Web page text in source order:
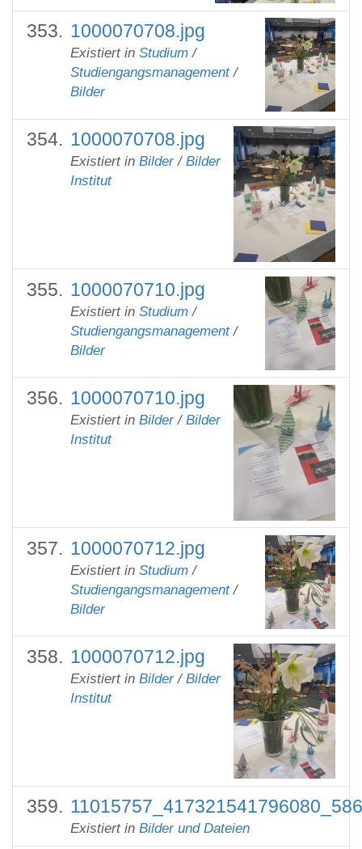
1000070708.jpg
Existiert in Studium /
Studiengangsmanagement /
Bilder
1000070708.jpg
Existiert in Bilder / Bilder
Institut
1000070710.jpg
Existiert in Studium /
Studiengangsmanagement /
Bilder
1000070710.jpg
Existiert in Bilder / Bilder
Institut
1000070712.jpg
Existiert in Studium /
Studiengangsmanagement /
Bilder
1000070712.jpg
Existiert in Bilder / Bilder
Institut
Existiert in Bilder und Dateien